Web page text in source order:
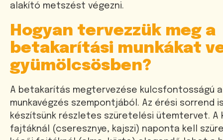
alakító metszést végezni.
Hogyan tervezzük meg a
betakarítási munkákat
gyümölcsösben?
A betakarítás megtervezése kulcsfontosságú
munkavégzés szempontjából. Az érési sorrend
készítsünk részletes szüretelési ütemtervet. A
fajtáknál (cseresznye, kajszi) naponta kell